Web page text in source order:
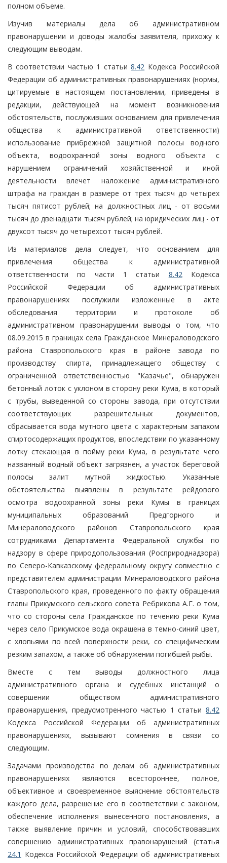
полном объеме.
Изучив материалы дела об административном
правонарушении и доводы жалобы заявителя, прихожу к
следующим выводам.
В соответствии частью 1 статьи8.42 Кодекса Российской
Федерации об административных правонарушениях (нормы,
цитируемые в настоящем постановлении, приведены в
редакции, действующей на момент возникновения
обстоятельств, послуживших основанием для привлечения
общества к административной ответственности)
использование прибрежной защитной полосы водного
объекта, водоохранной зоны водного объекта с
нарушением ограничений хозяйственной и иной
деятельности влечет наложение административного
штрафа на граждан в размере от трех тысяч до четырех
тысяч пятисот рублей; на должностных лиц - от восьми
тысяч до двенадцати тысяч рублей; на юридических лиц - от
двухсот тысяч до четырехсот тысяч рублей.
Из материалов дела следует, что основанием для
привлечения общества к административной
ответственности по части 1 статьи 8.42 Кодекса
Российской Федерации об административных
правонарушениях послужили изложенные в акте
обследования территории и протоколе об
административном правонарушении выводы о том, что
08.09.2015 в границах села Гражданское Минераловодского
района Ставропольского края в районе завода по
производству спирта, принадлежащего обществу с
ограниченной ответственностью "Казачье", обнаружен
бетонный лоток с уклоном в сторону реки Кума, в который
с трубы, выведенной со стороны завода, при отсутствии
соответствующих разрешительных документов,
сбрасывается вода мутного цвета с характерным запахом
спиртосодержащих продуктов, впоследствии по указанному
лотку стекающая в пойму реки Кума, в результате чего
названный водный объект загрязнен, а участок береговой
полосы залит мутной жидкостью. Указанные
обстоятельства выявлены в результате рейдового
осмотра водоохранной зоны реки Кумы в границах
муниципальных образований Предгорного и
Минераловодского районов Ставропольского края
сотрудниками Департамента Федеральной службы по
надзору в сфере природопользования (Росприроднадзора)
по Северо-Кавказскому федеральному округу совместно с
представителем администрации Минераловодского района
Ставропольского края, проведенного по факту обращения
главы Прикумского сельского совета Ребрикова А.Г. о том,
что со стороны села Гражданское по течению реки Кума
через село Прикумское вода окрашена в темно-синий цвет,
с хлопьями по всей поверхности реки, со специфическим
резким запахом, а также об обнаружении погибшей рыбы.
Вместе с тем выводы должностного лица
административного органа и судебных инстанций о
совершении обществом административного
правонарушения, предусмотренного частью 1 статьи 8.42
Кодекса Российской Федерации об административных
правонарушениях, вызывают сомнения в связи со
следующим.
Задачами производства по делам об административных
правонарушениях являются всестороннее, полное,
объективное и своевременное выяснение обстоятельств
каждого дела, разрешение его в соответствии с законом,
обеспечение исполнения вынесенного постановления, а
также выявление причин и условий, способствовавших
совершению административных правонарушений (статья
24.1 Кодекса Российской Федерации об административных